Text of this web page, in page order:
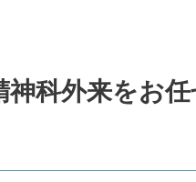
神科外来をお